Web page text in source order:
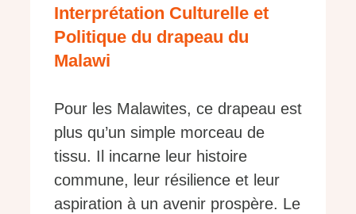
Interprétation Culturelle et
Politique du drapeau du
Malawi
Pour les Malawites, ce drapeau est
plus qu’un simple morceau de
tissu. Il incarne leur histoire
commune, leur résilience et leur
aspiration à un avenir prospère. Le